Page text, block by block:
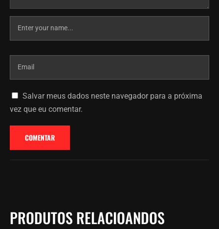
Salvar meus dados neste navegador para a próxima
vez que eu comentar.
PRODUTOS RELACIOANDOS